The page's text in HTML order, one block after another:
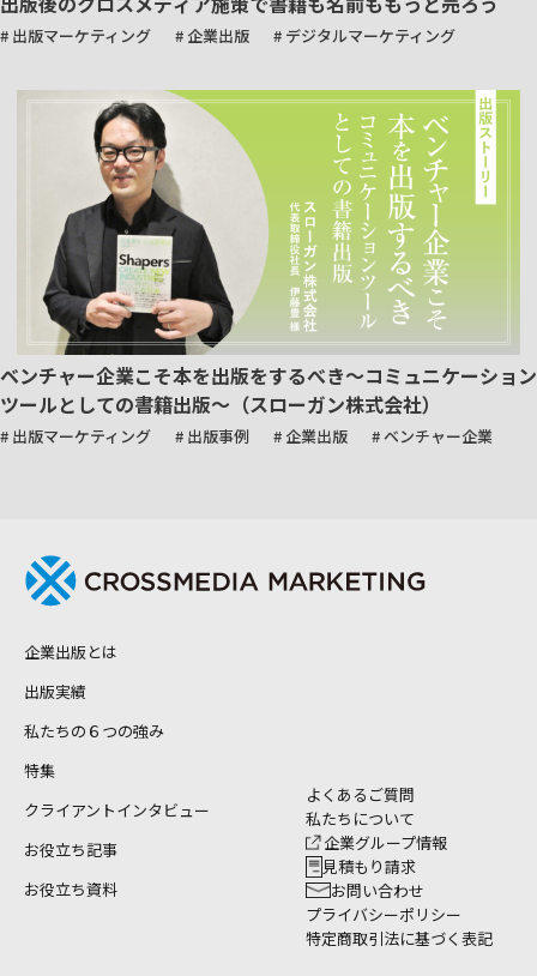
# 出版マーケティング # 企業出版 # デジタルマーケティング
ベンチャー企業こそ本を出版をするべき～コミュニケーション
ツールとしての書籍出版～（スローガン株式会社）
# 出版マーケティング # 出版事例 # 企業出版 # ベンチャー企業
企業出版とは
出版実績
私たちの６つの強み
特集
クライアントインタビュー
お役立ち記事
お役立ち資料
よくあるご質問
私たちについて
企業グループ情報
見積もり請求
お問い合わせ
プライバシーポリシー
特定商取引法に基づく表記